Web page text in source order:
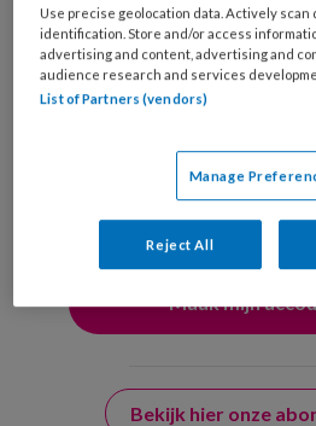
Ja, ik geef
van
Springer Media B.V.
?
Uw bovenstaande gegevens kunnen
uw profiel in overeenstemming met
Bekijk hier onze
Use precise geolocation data. Actively
identification. Store and/or access
advertising and content, advertising and
audience research and services
List of Partners (vendors)
Manage
Reject All